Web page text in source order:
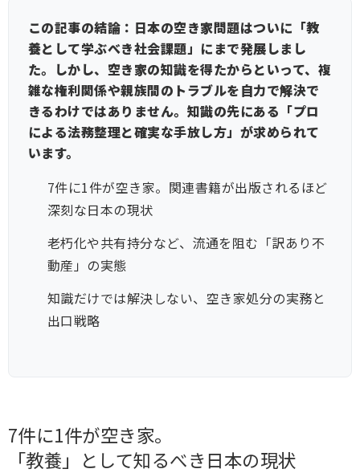
この記事の結論：日本の空き家問題はついに「教
養として学ぶべき社会課題」にまで発展しまし
た。しかし、空き家の知識を得たからといって、複
雑な権利関係や親族間のトラブルを自力で解決で
きるわけではありません。知識の先にある「プロ
による法務整理と確実な手放し方」が求められて
います。
7件に1件が空き家。関連書籍が出版されるほど
深刻な日本の現状
老朽化や共有持分など、流通を阻む「訳あり不
動産」の実態
知識だけでは解決しない、空き家処分の実務と
出口戦略
7件に1件が空き家。
「教養」として知るべき日本の現状